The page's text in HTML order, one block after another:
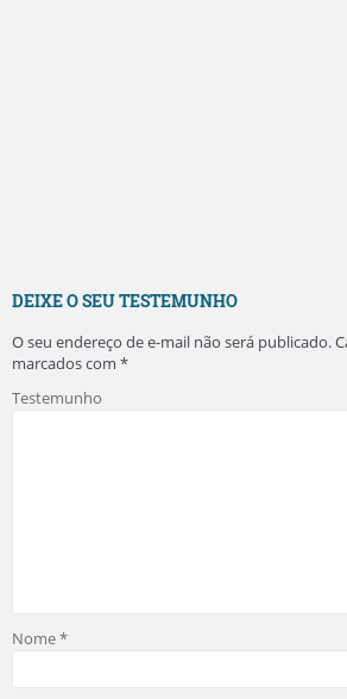
DEIXE O SEU TESTEMUNHO
O seu endereço de e-mail não será publicado.
marcados com *
Testemunho
Nome*